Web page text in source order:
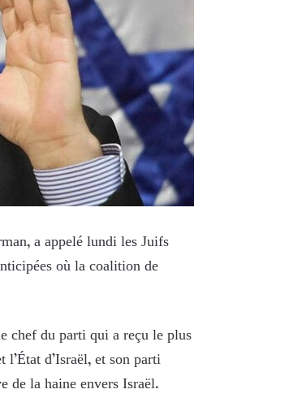
a appelé lundi les Juifs
où la coalition de
chef du parti qui a reçu le plus
d’Israël, et son parti
de la haine envers Israël.